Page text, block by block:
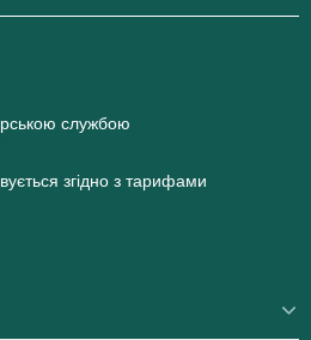
службою
згідно з тарифами